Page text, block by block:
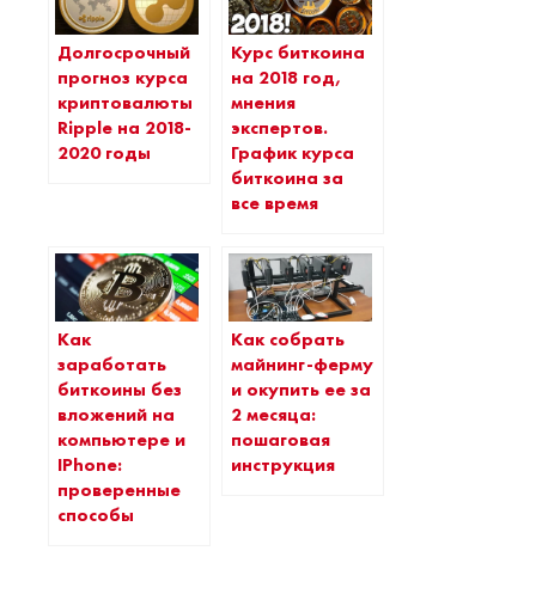
Долгосрочный
прогноз курса
криптовалюты
Ripple на 2018-
2020 годы
Курс биткоина
на 2018 год,
мнения
экспертов.
График курса
биткоина за
все время
Как
заработать
биткоины без
вложений на
компьютере и
IPhone:
проверенные
способы
Как собрать
майнинг-ферму
и окупить ее за
2 месяца:
пошаговая
инструкция